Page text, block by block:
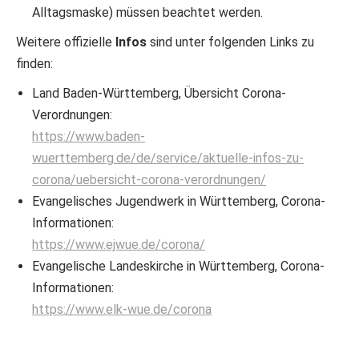
Alltagsmaske) müssen beachtet werden.
Weitere offizielle Infos sind unter folgenden Links zu
finden:
Land Baden-Württemberg, Übersicht Corona-
Verordnungen:
https://www.baden-
wuerttemberg.de/de/service/aktuelle-infos-zu-
corona/uebersicht-corona-verordnungen/
Evangelisches Jugendwerk in Württemberg, Corona-
Informationen:
https://www.ejwue.de/corona/
Evangelische Landeskirche in Württemberg, Corona-
Informationen:
https://www.elk-wue.de/corona